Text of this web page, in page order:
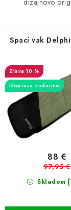
Spací vak
10 %
Doprava zadarmo
Skladom
88 €
97,95 €